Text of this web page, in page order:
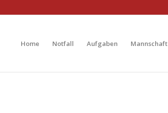
Home Notfall Aufgaben Mannschaft